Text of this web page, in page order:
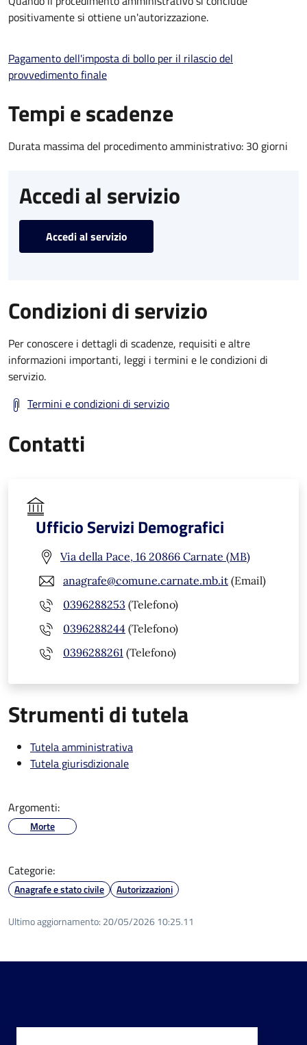
positivamente si ottiene un'autorizzazione.
Pagamento dell'imposta di bollo per il rilascio del
provvedimento finale
Tempi e scadenze
Durata massima del procedimento amministrativo: 30 giorni
Accedi al servizio
Accedi al servizio
Condizioni di servizio
Per conoscere i dettagli di scadenze, requisiti e altre
informazioni importanti, leggi i termini e le condizioni di
servizio.
Termini e condizioni di servizio
Contatti
Ufficio Servizi Demografici
Via della Pace, 16 20866 Carnate (MB)
anagrafe@comune.carnate.mb.it (Email)
0396288253 (Telefono)
0396288244 (Telefono)
0396288261 (Telefono)
Strumenti di tutela
Tutela amministrativa
Tutela giurisdizionale
Argomenti:
Morte
Categorie:
Anagrafe e stato civile Autorizzazioni
Ultimo aggiornamento: 20/05/2026 10:25.11